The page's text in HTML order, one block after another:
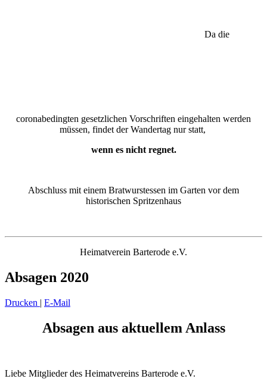
Da die
coronabedingten gesetzlichen Vorschriften eingehalten werden
müssen, findet der Wandertag nur statt,
wenn es nicht regnet.
Abschluss mit einem Bratwurstessen im Garten vor dem
historischen Spritzenhaus
Heimatverein Barterode e.V.
Absagen 2020
Drucken | E-Mail
Absagen aus aktuellem Anlass
Liebe Mitglieder des Heimatvereins Barterode e.V.